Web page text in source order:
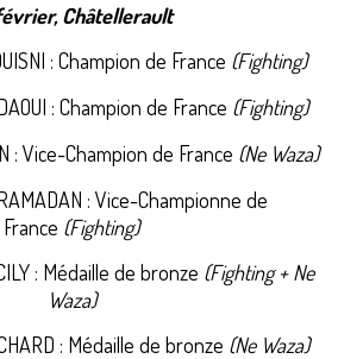
Châtellerault
: Champion de France (Fighting)
: Champion de France (Fighting)
: Vice-Champion de France (Ne Waza)
: Vice-Championne de
France (Fighting)
: Médaille de bronze (Fighting + Ne
Waza)
: Médaille de bronze (Ne Waza)